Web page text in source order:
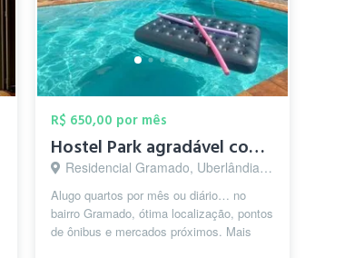
R$ 650,00 por mês
Hostel Park agradável com Aluguel de qua...
Residencial Gramado, Uberlândia - MG
Alugo quartos por mês ou diário… no
bairro Gramado, ótima localização, pontos
de ônibus e mercados próximos. Mais